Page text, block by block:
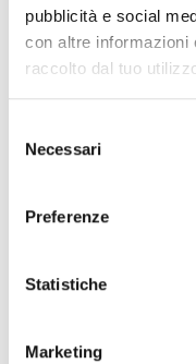
pubblicità e social
con altre informazioni
raccolto dal tuo
delNecessari
Preferenze
Statistiche
Marketing